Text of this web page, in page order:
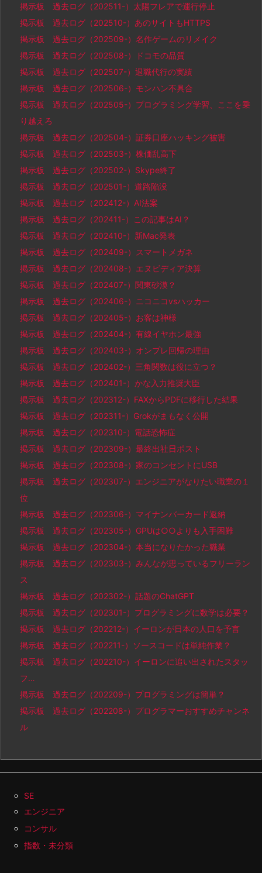
掲示板 過去ログ（202511-）太陽フレアで運行停止
掲示板 過去ログ（202510-）あのサイトもHTTPS
掲示板 過去ログ（202509-）名作ゲームのリメイク
掲示板 過去ログ（202508-）ドコモの品質
掲示板 過去ログ（202507-）退職代行の実績
掲示板 過去ログ（202506-）モンハン不具合
掲示板 過去ログ（202505-）プログラミング学習、ここを乗
り越えろ
掲示板 過去ログ（202504-）証券口座ハッキング被害
掲示板 過去ログ（202503-）株価乱高下
掲示板 過去ログ（202502-）Skype終了
掲示板 過去ログ（202501-）道路陥没
掲示板 過去ログ（202412-）AI法案
掲示板 過去ログ（202411-）この記事はAI？
掲示板 過去ログ（202410-）新Mac発表
掲示板 過去ログ（202409-）スマートメガネ
掲示板 過去ログ（202408-）エヌビディア決算
掲示板 過去ログ（202407-）関東砂漠？
掲示板 過去ログ（202406-）ニコニコvsハッカー
掲示板 過去ログ（202405-）お客は神様
掲示板 過去ログ（202404-）有線イヤホン最強
掲示板 過去ログ（202403-）オンプレ回帰の理由
掲示板 過去ログ（202402-）三角関数は役に立つ？
掲示板 過去ログ（202401-）かな入力推奨大臣
掲示板 過去ログ（202312-）FAXからPDFに移行した結果
掲示板 過去ログ（202311-）Grokがまもなく公開
掲示板 過去ログ（202310-）電話恐怖症
掲示板 過去ログ（202309-）最終出社日ポスト
掲示板 過去ログ（202308-）家のコンセントにUSB
掲示板 過去ログ（202307-）エンジニアがなりたい職業の１
位
掲示板 過去ログ（202306-）マイナンバーカード返納
掲示板 過去ログ（202305-）GPUは○○よりも入手困難
掲示板 過去ログ（202304-）本当になりたかった職業
掲示板 過去ログ（202303-）みんなが思っているフリーラン
ス
掲示板 過去ログ（202302-）話題のChatGPT
掲示板 過去ログ（202301-）プログラミングに数学は必要？
掲示板 過去ログ（202212-）イーロンが日本の人口を予言
掲示板 過去ログ（202211-）ソースコードは単純作業？
掲示板 過去ログ（202210-）イーロンに追い出されたスタッ
フ…
掲示板 過去ログ（202209-）プログラミングは簡単？
掲示板 過去ログ（202208-）プログラマーおすすめチャンネ
ル
SE
エンジニア
コンサル
指数・未分類